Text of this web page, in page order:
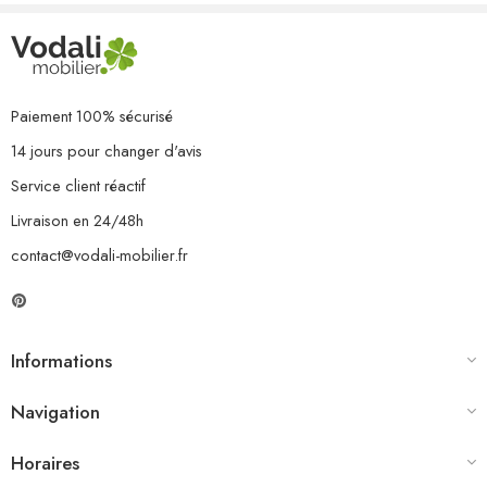
Paiement 100% sécurisé
14 jours pour changer d'avis
Service client réactif
Livraison en 24/48h
contact@vodali-mobilier.fr
Informations
Navigation
Horaires